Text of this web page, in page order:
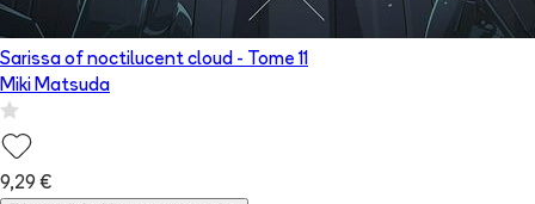
Sarissa of noctilucent cloud - Tome 11
Miki Matsuda
9,29 €